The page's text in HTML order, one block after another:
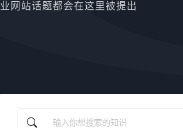
网站话题都会在这里被提出